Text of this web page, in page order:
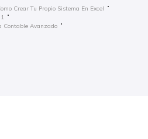
Crear Tu Propio Sistema En Excel
Contable Avanzado